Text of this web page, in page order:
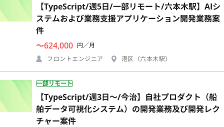
【TypeScript/週5日/一部リモート/六本木駅】AIシ
ステムおよび業務支援アプリケーション開発業務案
件
〜624,000 円／月
フロントエンジニア
港区（六本木駅）
一部リモート
【TypeScript/週3日〜/今治】自社プロダクト（船
舶データ可視化システム）の開発業務及び開発レク
チャー案件